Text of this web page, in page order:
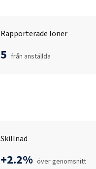
Rapporterade löner
5 från anställda
Skillnad
+2.2% över genomsnitt